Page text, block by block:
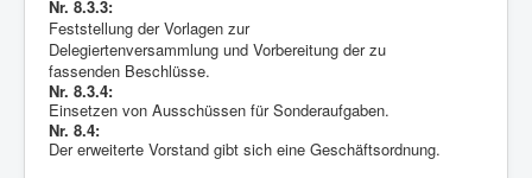
Nr. 8.3.3:
Feststellung der Vorlagen zur
Delegiertenversammlung und Vorbereitung der zu
fassenden Beschlüsse.
Nr. 8.3.4:
Einsetzen von Ausschüssen für Sonderaufgaben.
Nr. 8.4:
Der erweiterte Vorstand gibt sich eine Geschäftsordnung.